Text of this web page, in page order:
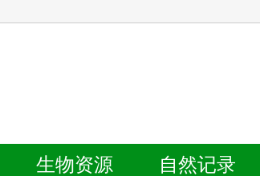
生物资源 自然记录